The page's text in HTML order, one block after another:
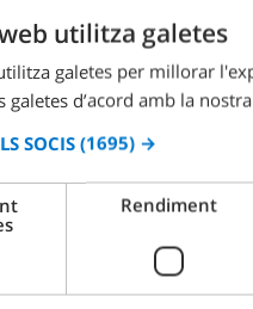
Villamar?
de check-in?
utilitza galetes
galetes per millorar
galetes d’acord amb la
SOCIS (1695) →
Rendiment